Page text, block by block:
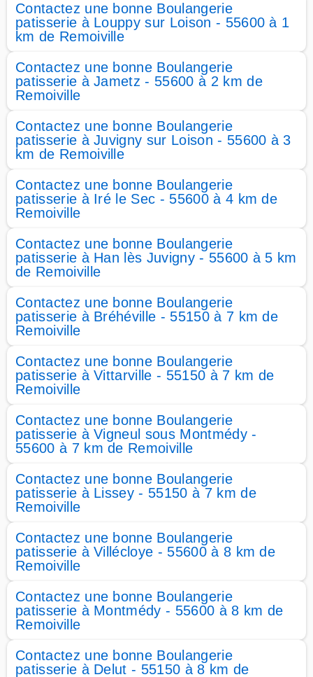
Contactez une bonne Boulangerie
patisserie à Louppy sur Loison - 55600 à 1
km de Remoiville
Contactez une bonne Boulangerie
patisserie à Jametz - 55600 à 2 km de
Remoiville
Contactez une bonne Boulangerie
patisserie à Juvigny sur Loison - 55600 à 3
km de Remoiville
Contactez une bonne Boulangerie
patisserie à Iré le Sec - 55600 à 4 km de
Remoiville
Contactez une bonne Boulangerie
patisserie à Han lès Juvigny - 55600 à 5 km
de Remoiville
Contactez une bonne Boulangerie
patisserie à Bréhéville - 55150 à 7 km de
Remoiville
Contactez une bonne Boulangerie
patisserie à Vittarville - 55150 à 7 km de
Remoiville
Contactez une bonne Boulangerie
patisserie à Vigneul sous Montmédy -
55600 à 7 km de Remoiville
Contactez une bonne Boulangerie
patisserie à Lissey - 55150 à 7 km de
Remoiville
Contactez une bonne Boulangerie
patisserie à Villécloye - 55600 à 8 km de
Remoiville
Contactez une bonne Boulangerie
patisserie à Montmédy - 55600 à 8 km de
Remoiville
Contactez une bonne Boulangerie
patisserie à Delut - 55150 à 8 km de